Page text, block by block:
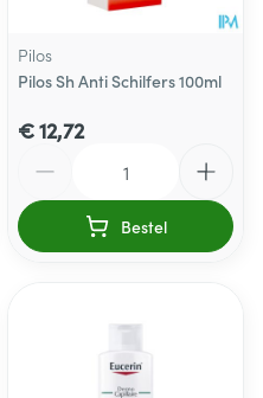
Pilos
Pilos Sh Anti Schilfers 100ml
€ 12,72
Bestel